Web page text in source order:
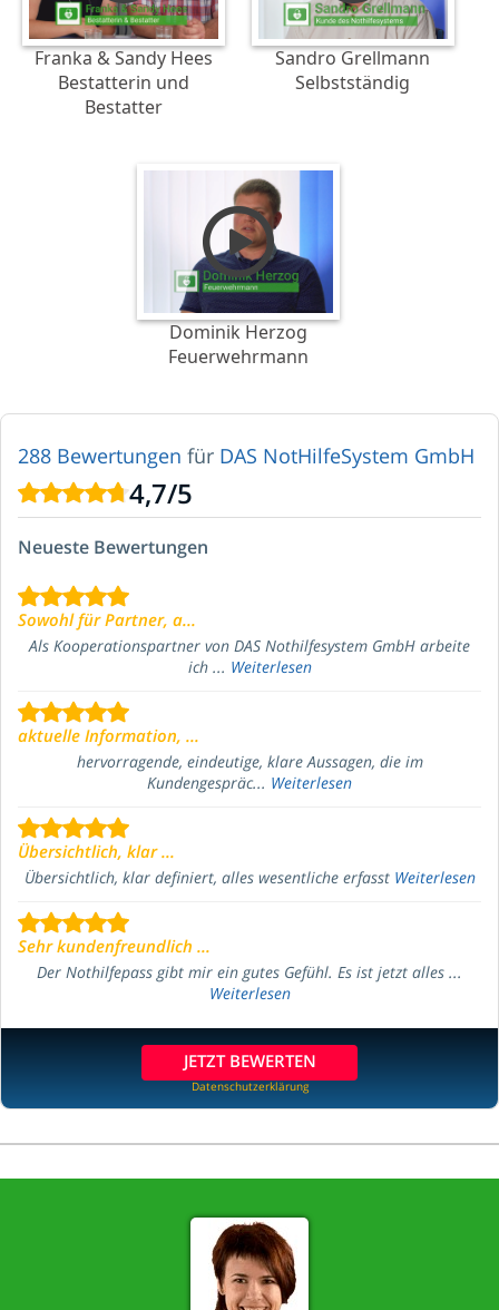
Franka & Sandy Hees
Bestatterin und
Bestatter
Sandro Grellmann
Selbstständig
Dominik Herzog
Feuerwehrmann
288 Bewertungen für DAS NotHilfeSystem GmbH
4,7/5
Neueste Bewertungen
Sowohl für Partner, a...
Als Kooperationspartner von DAS Nothilfesystem GmbH arbeite
ich ... Weiterlesen
aktuelle Information, ...
hervorragende, eindeutige, klare Aussagen, die im
Kundengespräc... Weiterlesen
Übersichtlich, klar ...
Übersichtlich, klar definiert, alles wesentliche erfasst Weiterlesen
Sehr kundenfreundlich ...
Der Nothilfepass gibt mir ein gutes Gefühl. Es ist jetzt alles ...
Weiterlesen
JETZT BEWERTEN
Datenschutzerklärung